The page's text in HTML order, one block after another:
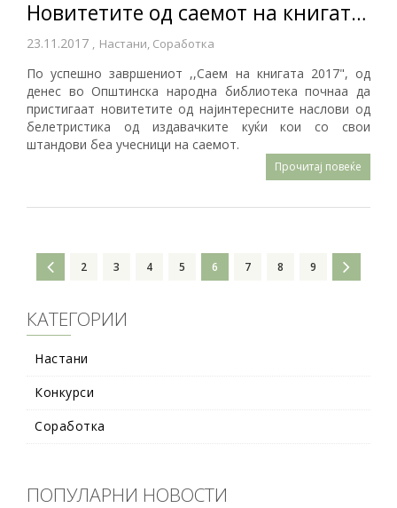
Новитетите од саемот на книгата од денес во понудата на библиотеката
23.11.2017 , Настани, Соработка
По успешно завршениот ,,Саем на книгата 2017", од
денес во Општинска народна библиотека почнаа да
пристигаат новитетите од најинтересните наслови од
белетристика од издавачките куќи кои со свои
штандови беа учесници на саемот.
Прочитај повеќе
2 3 4 5 6 7 8 9
КАТЕГОРИИ
Настани
Конкурси
Соработка
ПОПУЛАРНИ НОВОСТИ